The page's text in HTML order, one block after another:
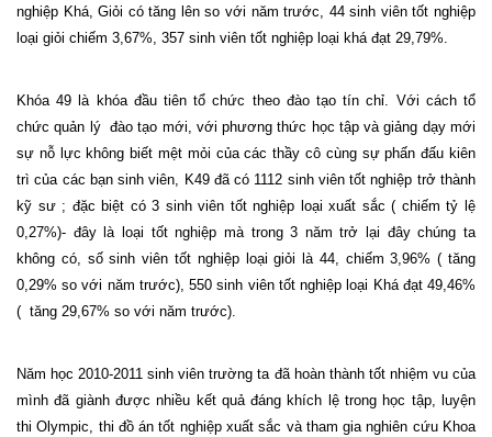
nghiệp Khá, Giỏi có tăng lên so với năm trước, 44 sinh viên tốt nghiệp
loại giỏi chiếm 3,67%, 357 sinh viên tốt nghiệp loại khá đạt 29,79%.
Khóa 49 là khóa đầu tiên tổ chức theo đào tạo tín chỉ. Với cách tổ
chức quản lý đào tạo mới, với phương thức học tập và giảng dạy mới
sự nỗ lực không biết mệt mỏi của các thầy cô cùng sự phấn đấu kiên
trì của các bạn sinh viên, K49 đã có 1112 sinh viên tốt nghiệp trở thành
kỹ sư ; đặc biệt có 3 sinh viên tốt nghiệp loại xuất sắc ( chiếm tỷ lệ
0,27%)- đây là loại tốt nghiệp mà trong 3 năm trở lại đây chúng ta
không có, số sinh viên tốt nghiệp loại giỏi là 44, chiếm 3,96% ( tăng
0,29% so với năm trước), 550 sinh viên tốt nghiệp loại Khá đạt 49,46%
( tăng 29,67% so với năm trước).
Năm học 2010-2011 sinh viên trường ta đã hoàn thành tốt nhiệm vu của
mình đã giành được nhiều kết quả đáng khích lệ trong học tập, luyện
thi Olympic, thi đồ án tốt nghiệp xuất sắc và tham gia nghiên cứu Khoa